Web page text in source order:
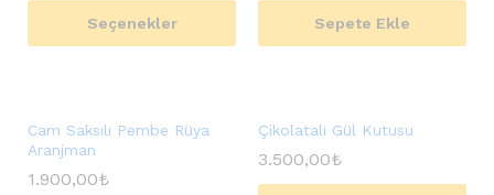
Seçenekler Sepete Ekle
Cam Saksılı Pembe Rüya
Aranjman
1.900,00₺
Çikolatalı Gül Kutusu
3.500,00₺